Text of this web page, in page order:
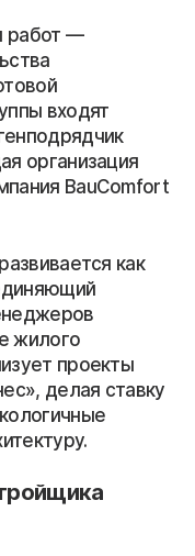
работ —
входят
организация
BauComfort
как
жилого
проекты
делая ставку